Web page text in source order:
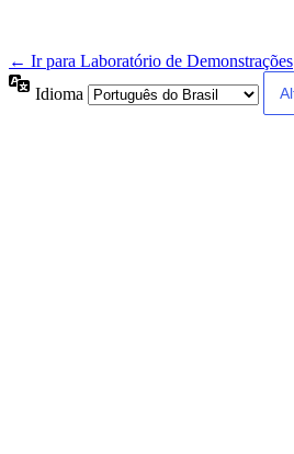
← Ir para Laboratório de Demonstrações
Idioma